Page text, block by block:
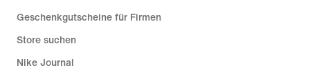
Geschenkgutscheine für Firmen
Store suchen
Nike Journal